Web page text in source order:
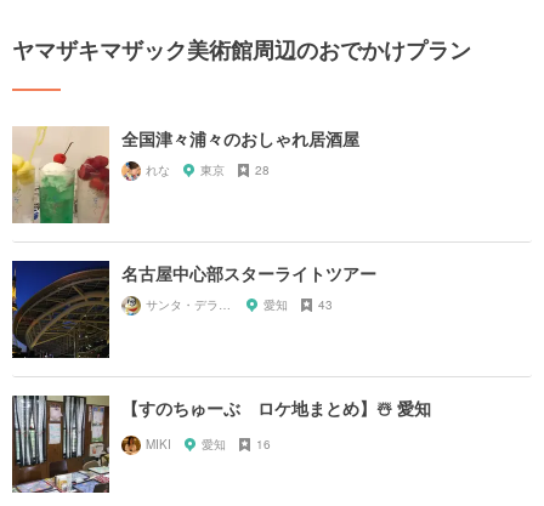
ヤマザキマザック美術館周辺のおでかけプラン
全国津々浦々のおしゃれ居酒屋
れな 東京 28
名古屋中心部スターライトツアー
サンタ・デラックス 愛知 43
【すのちゅーぶ ロケ地まとめ】☃️ 愛知
MIKI 愛知 16